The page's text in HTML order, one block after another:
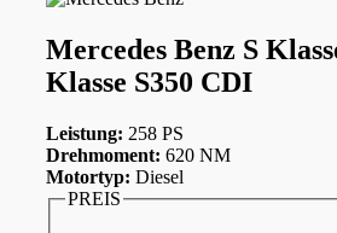
Mercedes Benz S
Klasse S350 CDI
Leistung: 258 PS
Drehmoment: 620 NM
Motortyp: Diesel
PREIS